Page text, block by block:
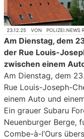
23.12.25 VON POLIZEI.NEWS
Am Dienstag, dem
der Rue Louis-
zwischen einem
Am Dienstag, dem
Rue Louis-Joseph-
einem Auto und
Ein grauer Subaru
Neuenburger Berge,
Combe-à-l’Ours